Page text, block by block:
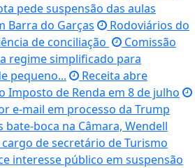
pede suspensão das aulas
Barra do Garças
Rodoviários do
de conciliação
Comissão
regime simplificado para
pequeno...
Receita abre
Imposto de Renda em 8 de julho
e-mail em processo da Trump
bate-boca na Câmara, Wendell
de secretário de Turismo
interesse público em suspensão